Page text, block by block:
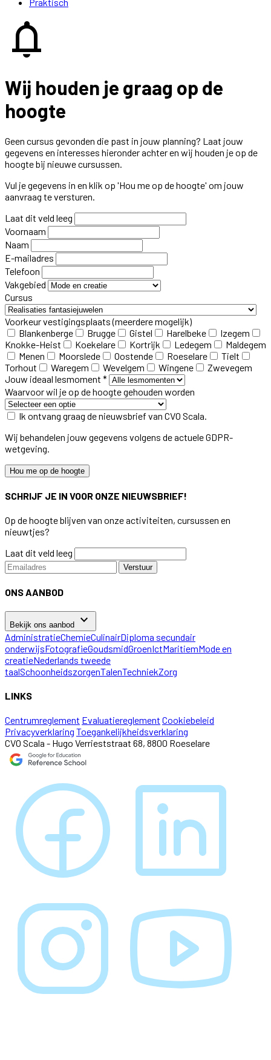
notifications
Wij houden je graag op de
hoogte
Geen cursus gevonden die past in jouw planning? Laat jouw
gegevens en interesses hieronder achter en wij houden je op de
hoogte bij nieuwe cursussen.
Vul je gegevens in en klik op 'Hou me op de hoogte' om jouw
aanvraag te versturen.
Laat dit veld leeg
Voornaam
Naam
E-mailadres
Telefoon
Vakgebied
Cursus
Voorkeur vestigingsplaats(meerdere mogelijk)
Blankenberge
Brugge Gistel Harelbeke
Izegem
Knokke-Heist
Koekelare Kortrijk Ledegem
Maldegem
Menen
Moorslede Oostende Roeselare
Tielt
Torhout
Waregem Wevelgem Wingene
Zwevegem
Jouw ideaal lesmoment *
Waarvoor wil je op de hoogte gehouden worden
Ik ontvang graag de nieuwsbrief van CVO Scala.
Wij behandelen jouw gegevens volgens de actuele GDPR-
wetgeving.
Hou me op de hoogte
SCHRIJF JE IN VOOR ONZE NIEUWSBRIEF!
Op de hoogte blijven van onze activiteiten, cursussen en
nieuwtjes?
Laat dit veld leeg
Verstuur
ONS AANBOD
Bekijk ons aanbod keyboard_arrow_down
AdministratieChemieCulinairDiploma secundair
onderwijsFotografieGoudsmidGroenIctMaritiemMode en
creatieNederlands tweede
taalSchoonheidszorgenTalenTechniekZorg
LINKS
Centrumreglement Evaluatiereglement Cookiebeleid
Privacyverklaring Toegankelijkheidsverklaring
CVO Scala - Hugo Verrieststraat 68, 8800 Roeselare